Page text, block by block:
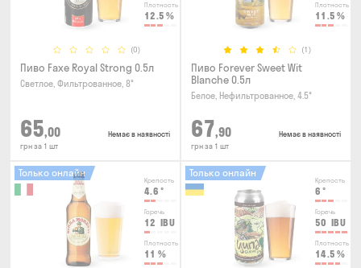
Плотность
12.5 %
(0)
Пиво Faxe Royal Strong 0.5л
Светлое, Фильтрованное, 8°
65,00
грн за 1 шт
Немає в наявності
Плотность
11.5 %
(1)
Пиво Forever Sweet Wit
Blanche 0.5л
Белое, Нефильтрованное, 4.5°
67,90
грн за 1 шт
Немає в наявності
Крепость
4.6 °
Горечь
12 IBU
Плотность
11 %
Только онлайн
Крепость
6 °
Горечь
50 IBU
Плотность
14.5 %
Только онлайн